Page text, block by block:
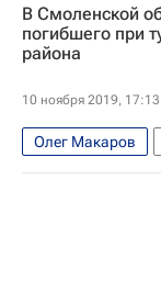
Дмитрий Алиев
В Смоленской
погибшего при
района
10 ноября 2019, 17:13
Олег Макаров
Смоленская